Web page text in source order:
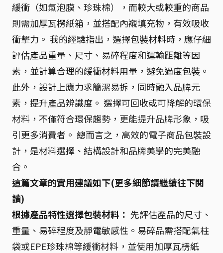
緩衝（如氣泡膜、珍珠棉），而較大或較重的商品
則需加厚瓦楞紙箱，並搭配內襯填充物，有效吸收
衝擊力。 我的經驗指出，選擇包裝材料時，應仔細
評估產品重量、尺寸、易碎程度和運輸距離等因
素，並計算合理的緩衝材料用量，避免過度包裝。
此外，設計上應力求簡潔易拆，同時融入品牌元
素，提升產品辨識度。 選擇可回收或可降解的環保
材料，不僅符合環保趨勢，更能提升品牌形象，吸
引更多消費者。 總而言之，高效的電子商品包裝設
計，是材料選擇、結構設計和品牌美學的完美融
合。
這篇文章的實用建議如下(更多細節請繼續往下閱
讀)
根據產品特性選擇包裝材料： 先評估產品的尺寸、
重量、易碎程度及靜電敏感性。易碎品需搭配氣柱
袋或EPE珍珠棉等緩衝材料，並使用加厚瓦楞紙